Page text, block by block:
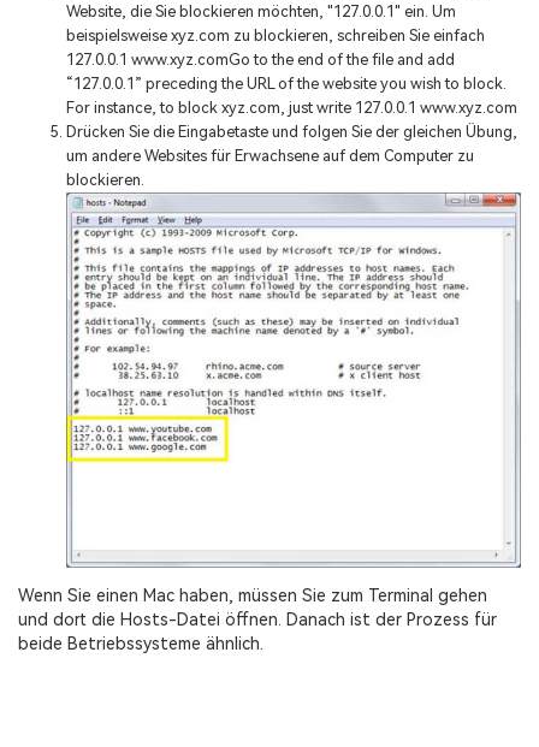
Website, die Sie blockieren möchten, "127.0.0.1" ein. Um
beispielsweise xyz.com zu blockieren, schreiben Sie einfach
127.0.0.1 www.xyz.comGo to the end of the file and add
“127.0.0.1” preceding the URL of the website you wish to block.
For instance, to block xyz.com, just write 127.0.0.1 www.xyz.com
Drücken Sie die Eingabetaste und folgen Sie der gleichen Übung,
um andere Websites für Erwachsene auf dem Computer zu
blockieren.
Wenn Sie einen Mac haben, müssen Sie zum Terminal gehen
und dort die Hosts-Datei öffnen. Danach ist der Prozess für
beide Betriebssysteme ähnlich.